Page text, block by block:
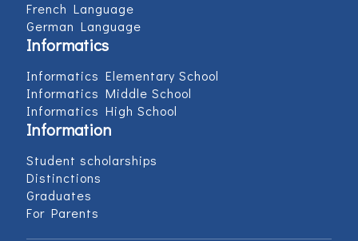
French Language
German Language
Informatics
Informatics Elementary School
Informatics Middle School
Informatics High School
Information
Student scholarships
Distinctions
Graduates
For Parents